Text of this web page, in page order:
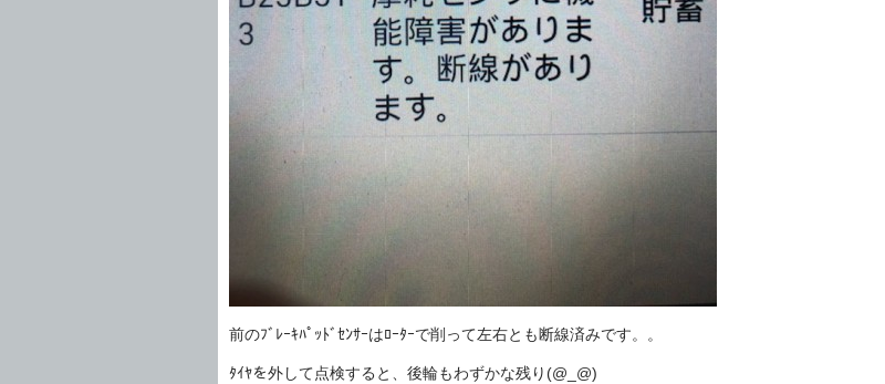
前のﾌﾞﾚｰｷﾊﾟｯﾄﾞｾﾝｻｰはﾛｰﾀｰで削って左右とも断線済みです。。
ﾀｲﾔを外して点検すると、後輪もわずかな残り(@_@)